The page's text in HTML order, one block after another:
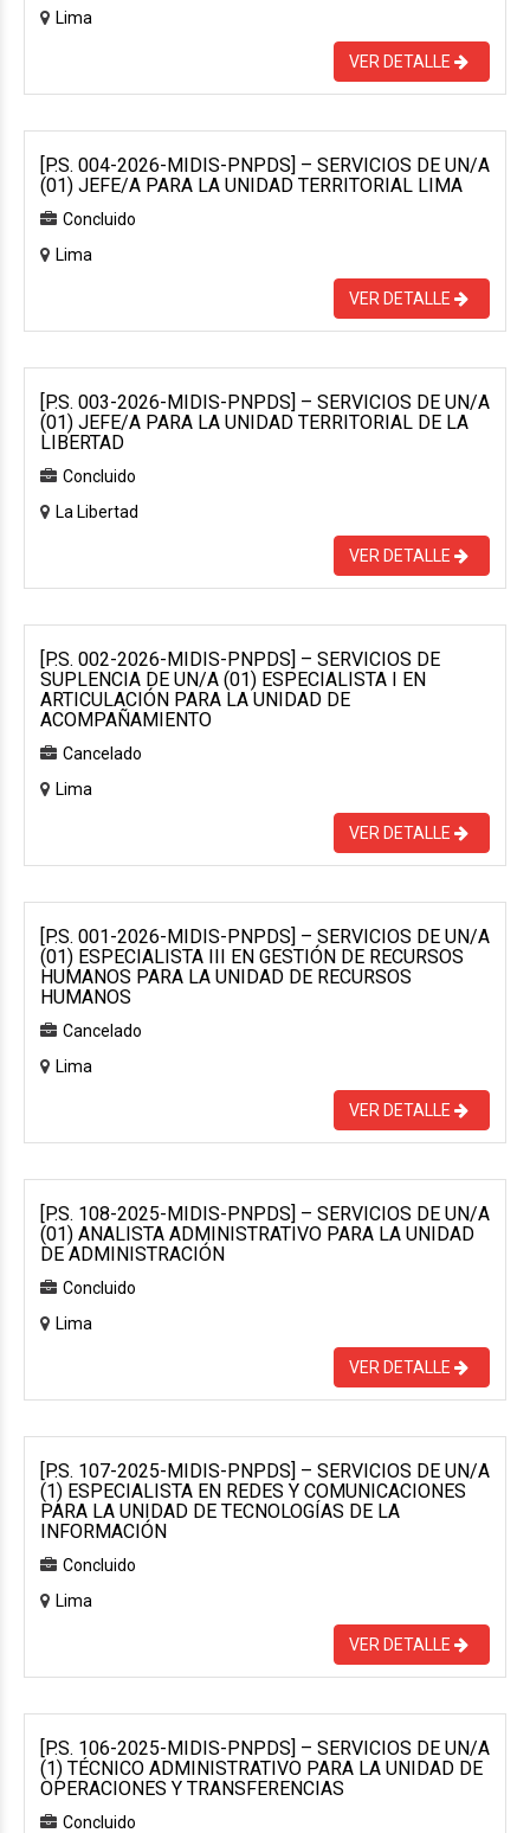
Lima
VER DETALLE
[P.S. 004-2026-MIDIS-PNPDS] – SERVICIOS DE UN/A
(01) JEFE/A PARA LA UNIDAD TERRITORIAL LIMA
Concluido
Lima
VER DETALLE
[P.S. 003-2026-MIDIS-PNPDS] – SERVICIOS DE UN/A
(01) JEFE/A PARA LA UNIDAD TERRITORIAL DE LA
LIBERTAD
Concluido
La Libertad
VER DETALLE
[P.S. 002-2026-MIDIS-PNPDS] – SERVICIOS DE
SUPLENCIA DE UN/A (01) ESPECIALISTA I EN
ARTICULACIÓN PARA LA UNIDAD DE
ACOMPAÑAMIENTO
Cancelado
Lima
VER DETALLE
[P.S. 001-2026-MIDIS-PNPDS] – SERVICIOS DE UN/A
(01) ESPECIALISTA III EN GESTIÓN DE RECURSOS
HUMANOS PARA LA UNIDAD DE RECURSOS
HUMANOS
Cancelado
Lima
VER DETALLE
[P.S. 108-2025-MIDIS-PNPDS] – SERVICIOS DE UN/A
(01) ANALISTA ADMINISTRATIVO PARA LA UNIDAD
DE ADMINISTRACIÓN
Concluido
Lima
VER DETALLE
[P.S. 107-2025-MIDIS-PNPDS] – SERVICIOS DE UN/A
(1) ESPECIALISTA EN REDES Y COMUNICACIONES
PARA LA UNIDAD DE TECNOLOGÍAS DE LA
INFORMACIÓN
Concluido
Lima
VER DETALLE
[P.S. 106-2025-MIDIS-PNPDS] – SERVICIOS DE UN/A
(1) TÉCNICO ADMINISTRATIVO PARA LA UNIDAD DE
OPERACIONES Y TRANSFERENCIAS
Concluido